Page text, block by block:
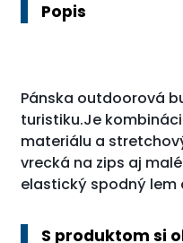
Popis
Pánska outdoorová
turistiku.Je
materiálu a
vrecká na zips aj
elastický spodný lem
S produktom si